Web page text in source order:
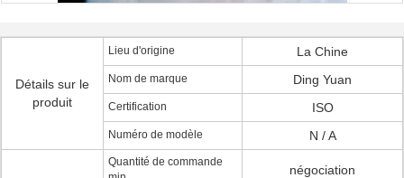
Détails sur le
produit
Lieu d'origine La Chine
Nom de marque Ding Yuan
Certification ISO
Numéro de modèle N / A
Quantité de commande
négociation